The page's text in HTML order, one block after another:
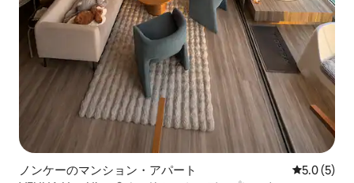
ノンケーのマンション・アパート レビュー5
5.0 (5)